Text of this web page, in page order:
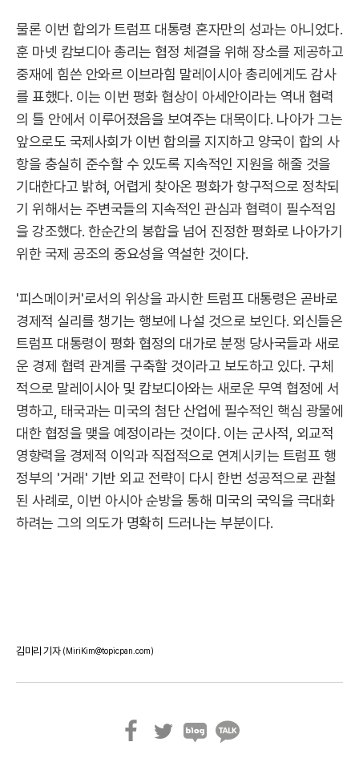
물론 이번 합의가 트럼프 대통령 혼자만의 성과는 아니었다.
훈 마넷 캄보디아 총리는 협정 체결을 위해 장소를 제공하고
중재에 힘쓴 안와르 이브라힘 말레이시아 총리에게도 감사
를 표했다. 이는 이번 평화 협상이 아세안이라는 역내 협력
의 틀 안에서 이루어졌음을 보여주는 대목이다. 나아가 그는
앞으로도 국제사회가 이번 합의를 지지하고 양국이 합의 사
항을 충실히 준수할 수 있도록 지속적인 지원을 해줄 것을
기대한다고 밝혀, 어렵게 찾아온 평화가 항구적으로 정착되
기 위해서는 주변국들의 지속적인 관심과 협력이 필수적임
을 강조했다. 한순간의 봉합을 넘어 진정한 평화로 나아가기
위한 국제 공조의 중요성을 역설한 것이다.
'피스메이커'로서의 위상을 과시한 트럼프 대통령은 곧바로
경제적 실리를 챙기는 행보에 나설 것으로 보인다. 외신들은
트럼프 대통령이 평화 협정의 대가로 분쟁 당사국들과 새로
운 경제 협력 관계를 구축할 것이라고 보도하고 있다. 구체
적으로 말레이시아 및 캄보디아와는 새로운 무역 협정에 서
명하고, 태국과는 미국의 첨단 산업에 필수적인 핵심 광물에
대한 협정을 맺을 예정이라는 것이다. 이는 군사적, 외교적
영향력을 경제적 이익과 직접적으로 연계시키는 트럼프 행
정부의 '거래' 기반 외교 전략이 다시 한번 성공적으로 관철
된 사례로, 이번 아시아 순방을 통해 미국의 국익을 극대화
하려는 그의 의도가 명확히 드러나는 부분이다.
김미리 기자 (MiriKim@topicpan.com)